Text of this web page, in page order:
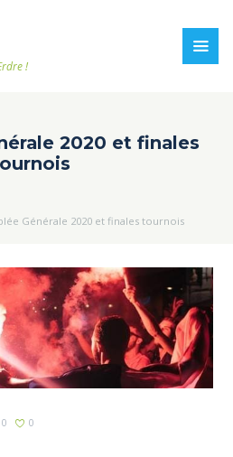
!
2020 et finales
Générale 2020 et finales tournois
0 0